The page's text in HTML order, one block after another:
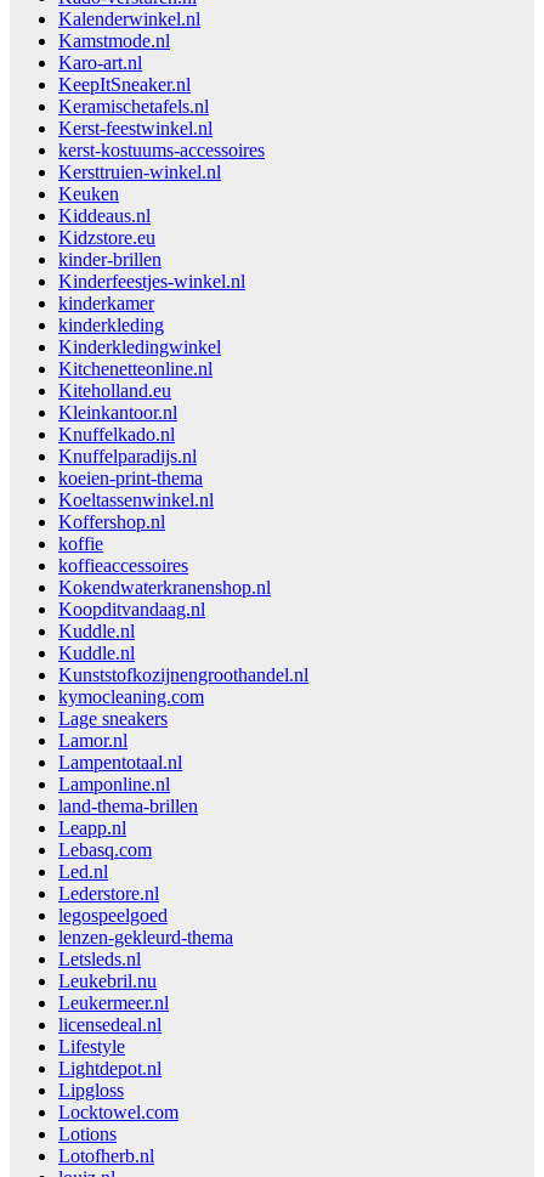
Kalenderwinkel.nl
Kamstmode.nl
Karo-art.nl
KeepItSneaker.nl
Keramischetafels.nl
Kerst-feestwinkel.nl
kerst-kostuums-accessoires
Kersttruien-winkel.nl
Keuken
Kiddeaus.nl
Kidzstore.eu
kinder-brillen
Kinderfeestjes-winkel.nl
kinderkamer
kinderkleding
Kinderkledingwinkel
Kitchenetteonline.nl
Kiteholland.eu
Kleinkantoor.nl
Knuffelkado.nl
Knuffelparadijs.nl
koeien-print-thema
Koeltassenwinkel.nl
Koffershop.nl
koffie
koffieaccessoires
Kokendwaterkranenshop.nl
Koopditvandaag.nl
Kuddle.nl
Kuddle.nl
Kunststofkozijnengroothandel.nl
kymocleaning.com
Lage sneakers
Lamor.nl
Lampentotaal.nl
Lamponline.nl
land-thema-brillen
Leapp.nl
Lebasq.com
Led.nl
Lederstore.nl
legospeelgoed
lenzen-gekleurd-thema
Letsleds.nl
Leukebril.nu
Leukermeer.nl
licensedeal.nl
Lifestyle
Lightdepot.nl
Lipgloss
Locktowel.com
Lotions
Lotofherb.nl